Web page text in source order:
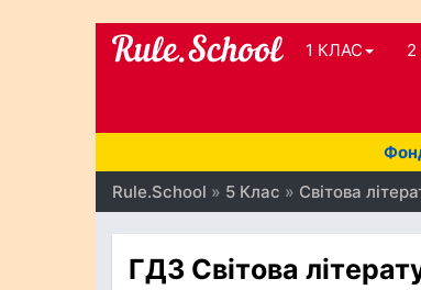
1 КЛАС
Rule.School » 5 Клас » Світова
ГДЗ Світова